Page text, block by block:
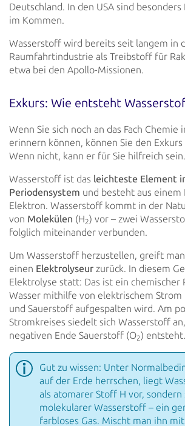
Deutschland. In den USA sind besonders
im Kommen.
Wasserstoff wird bereits seit langem in
Raumfahrtindustrie als Treibstoff für
etwa bei den Apollo-Missionen.
Exkurs: Wie entsteht
Wenn Sie sich noch an das Fach Chemie
erinnern können, können Sie den
Wenn nicht, kann er für Sie hilfreich sein.
Wasserstoff ist das leichteste Element
Periodensystem und besteht aus
Elektron. Wasserstoff kommt in der
von Molekülen (H2) vor – zwei
folglich miteinander verbunden.
Um Wasserstoff herzustellen, greift
einen Elektrolyseur zurück. In diesem
Elektrolyse statt: Das ist ein chemischer
Wasser mithilfe von elektrischem
und Sauerstoff aufgespalten wird. Am
Stromkreises siedelt sich Wasserstoff
negativen Ende Sauerstoff (O2) entsteht.
Gut zu wissen: Unter
auf der Erde herrschen, liegt
als atomarer Stoff H vor, sondern
molekularer Wasserstoff – ein
farbloses Gas. Mischt man ihn